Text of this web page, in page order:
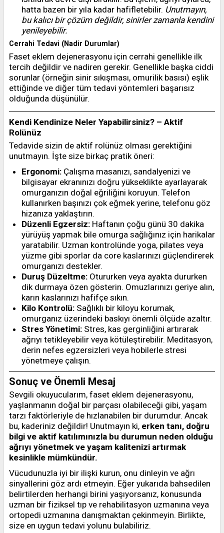
hatta bazen bir yıla kadar hafifletebilir. Unutmayın,
bu kalıcı bir çözüm değildir, sinirler zamanla kendini
yenileyebilir.
Cerrahi Tedavi (Nadir Durumlar)
Faset eklem dejenerasyonu için cerrahi genellikle ilk
tercih değildir ve nadiren gerekir. Genellikle başka ciddi
sorunlar (örneğin sinir sıkışması, omurilik basısı) eşlik
ettiğinde ve diğer tüm tedavi yöntemleri başarısız
olduğunda düşünülür.
Kendi Kendinize Neler Yapabilirsiniz? – Aktif
Rolünüz
Tedavide sizin de aktif rolünüz olması gerektiğini
unutmayın. İşte size birkaç pratik öneri:
Ergonomi: Çalışma masanızı, sandalyenizi ve
bilgisayar ekranınızı doğru yükseklikte ayarlayarak
omurganızın doğal eğriliğini koruyun. Telefon
kullanırken başınızı çok eğmek yerine, telefonu göz
hizanıza yaklaştırın.
Düzenli Egzersiz: Haftanın çoğu günü 30 dakika
yürüyüş yapmak bile omurga sağlığınız için harikalar
yaratabilir. Uzman kontrolünde yoga, pilates veya
yüzme gibi sporlar da core kaslarınızı güçlendirerek
omurganızı destekler.
Duruş Düzeltme: Otururken veya ayakta dururken
dik durmaya özen gösterin. Omuzlarınızı geriye alın,
karın kaslarınızı hafifçe sıkın.
Kilo Kontrolü: Sağlıklı bir kiloyu korumak,
omurganız üzerindeki baskıyı önemli ölçüde azaltır.
Stres Yönetimi: Stres, kas gerginliğini artırarak
ağrıyı tetikleyebilir veya kötüleştirebilir. Meditasyon,
derin nefes egzersizleri veya hobilerle stresi
yönetmeye çalışın.
Sonuç ve Önemli Mesaj
Sevgili okuyucularım, faset eklem dejenerasyonu,
yaşlanmanın doğal bir parçası olabileceği gibi, yaşam
tarzı faktörleriyle de hızlanabilen bir durumdur. Ancak
bu, kaderiniz değildir! Unutmayın ki, erken tanı, doğru
bilgi ve aktif katılımınızla bu durumun neden olduğu
ağrıyı yönetmek ve yaşam kalitenizi artırmak
kesinlikle mümkündür.
Vücudunuzla iyi bir ilişki kurun, onu dinleyin ve ağrı
sinyallerini göz ardı etmeyin. Eğer yukarıda bahsedilen
belirtilerden herhangi birini yaşıyorsanız, konusunda
uzman bir fiziksel tıp ve rehabilitasyon uzmanına veya
ortopedi uzmanına danışmaktan çekinmeyin. Birlikte,
size en uygun tedavi yolunu bulabiliriz.